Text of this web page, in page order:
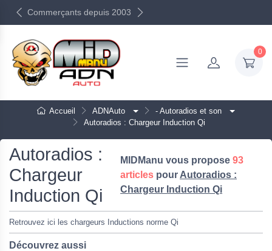
Commerçants depuis 2003
0
Accueil ADNAuto
- Autoradios et son
Autoradios : Chargeur Induction Qi
Autoradios :
Chargeur
Induction Qi
MIDManu vous propose93
articles pour Autoradios :
Chargeur Induction Qi
Retrouvez ici les chargeurs Inductions norme Qi
Découvrez aussi